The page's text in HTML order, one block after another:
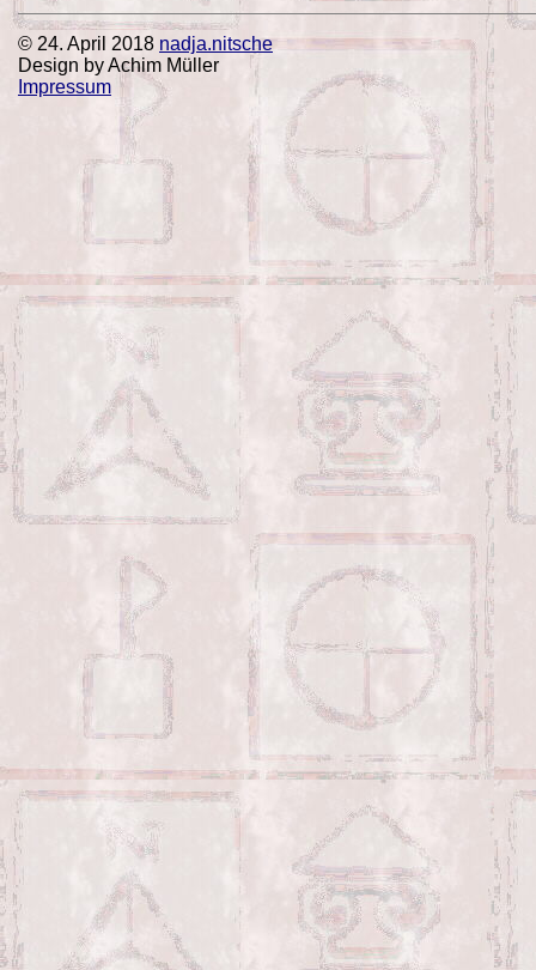
© 24. April 2018 nadja.nitsche
Design by Achim Müller
Impressum